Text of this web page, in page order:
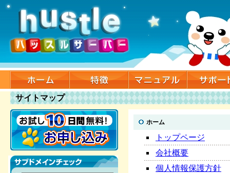
サイトマップ
ホーム
トップページ
会社概要
個人情報保護方針